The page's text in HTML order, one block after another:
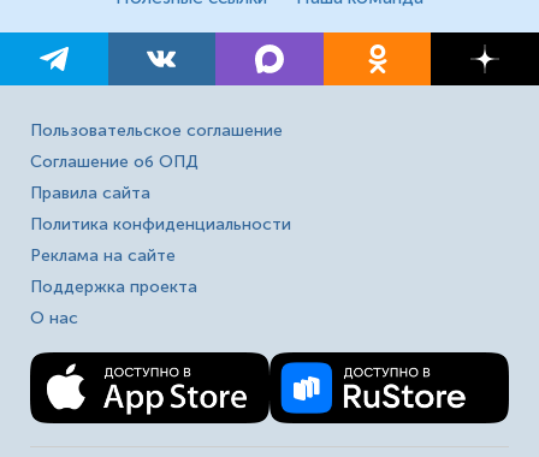
Пользовательское соглашение
Соглашение об ОПД
Правила сайта
Политика конфиденциальности
Реклама на сайте
Поддержка проекта
О нас